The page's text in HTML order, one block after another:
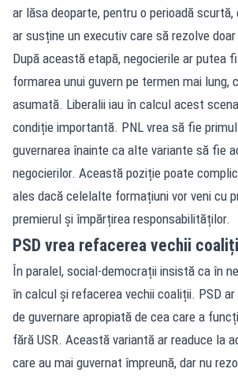
ar lăsa deoparte, pentru o perioadă
ar susține un executiv care să rezolve
După această etapă, negocierile ar putea
formarea unui guvern pe termen mai lung,
asumată. Liberalii iau în calcul acest
condiție importantă. PNL vrea să fie
guvernarea înainte ca alte variante să fie
negocierilor. Această poziție poate
ales dacă celelalte formațiuni vor veni cu
premierul și împărțirea responsabilităților.
PSD vrea refacerea vechii
În paralel, social-democrații insistă ca în
în calcul și refacerea vechii coaliții. PSD
de guvernare apropiată de cea care a
fără USR. Această variantă ar readuce la
care au mai guvernat împreună, dar nu